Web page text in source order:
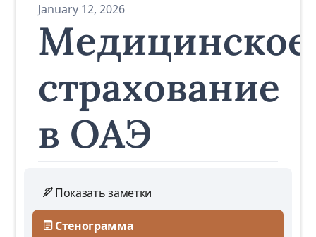
January 12, 2026
Медицинское
страхование
в ОАЭ
Показать заметки
Стенограмма